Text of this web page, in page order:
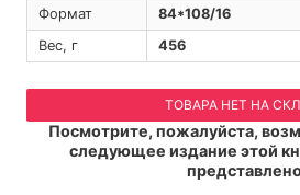
Формат
84*108/16
Вес, г
456
ТОВАРА НЕТ НА
Посмотрите, пожалуйста,
следующее издание этой